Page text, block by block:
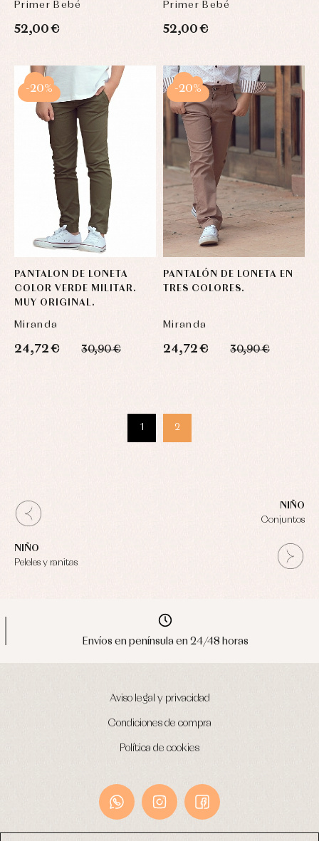
Primer Bebé
52,00 €
Primer Bebé
52,00 €
PANTALON DE LONETA
COLOR VERDE MILITAR.
MUY ORIGINAL.
Miranda
24,72 € 30,90 €
-20%
PANTALÓN DE LONETA EN
TRES COLORES.
Miranda
24,72 € 30,90 €
-20%
1 2
NIÑO
Conjuntos
NIÑO
Peleles y ranitas
Envíos en península en 24/48 horas
Aviso legal y privacidad
Condiciones de compra
Política de cookies